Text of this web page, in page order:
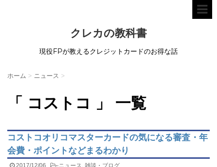
クレカの教科書
現役FPが教えるクレジットカードのお得な話
ホーム > ニュース >
「 コストコ 」 一覧
コストコオリコマスターカードの気になる審査・年
会費・ポイントなどまるわかり
2017/12/06 -ニュース, 雑談・ブログ